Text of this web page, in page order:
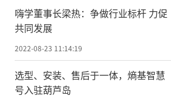
嗨学董事长梁热：争做行业标杆 力促
共同发展
2022-08-23 11:14:19
选型、安装、售后于一体，熵基智慧
号入驻葫芦岛